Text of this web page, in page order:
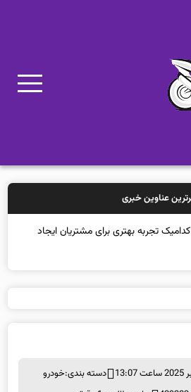
عناوین خبری
تجربه بهتری برای مشتریان ایجاد
دسته بندی:خودرو